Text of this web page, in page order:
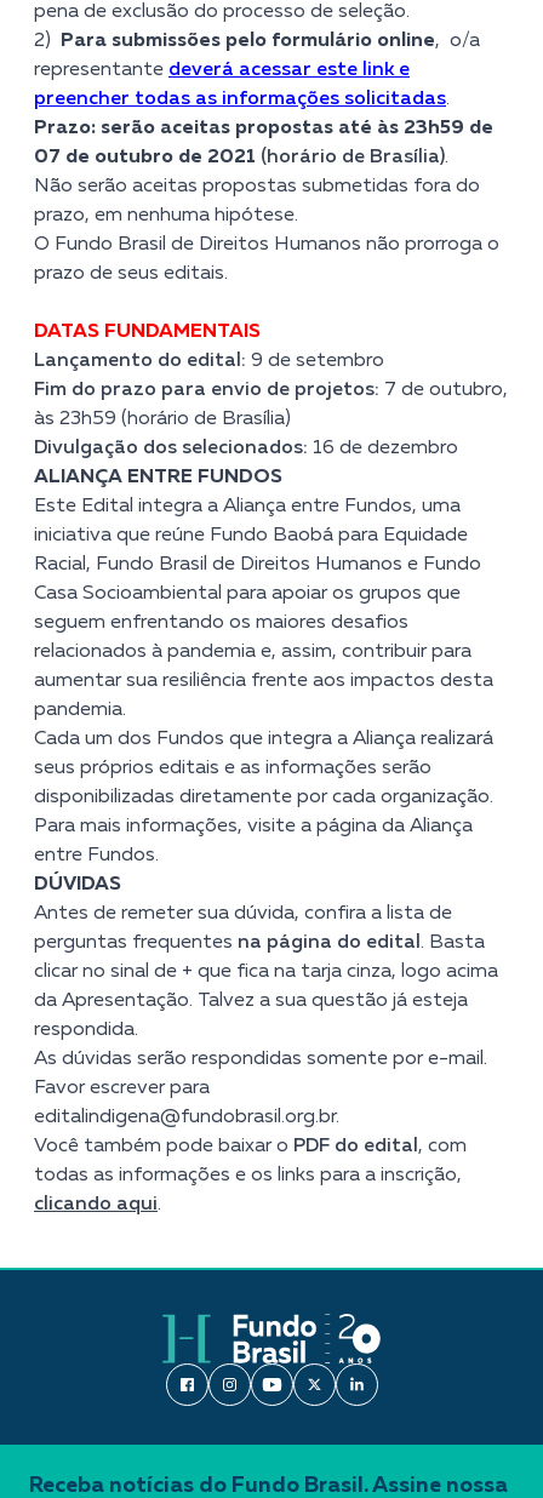
pena de exclusão do processo de seleção.
2)
Para submissões pelo formulário online, o/a
representante deverá acessar este link e
preencher todas as informações solicitadas.
Prazo: serão aceitas propostas até às 23h59 de
07 de outubro de 2021 (horário de Brasília).
Não serão aceitas propostas submetidas fora do
prazo, em nenhuma hipótese.
O Fundo Brasil de Direitos Humanos não prorroga o
prazo de seus editais.
DATAS FUNDAMENTAIS
Lançamento do edital: 9 de setembro
Fim do prazo para envio de projetos: 7 de outubro,
às 23h59 (horário de Brasília)
Divulgação dos selecionados: 16 de dezembro
ALIANÇA ENTRE FUNDOS
Este Edital integra a Aliança entre Fundos, uma
iniciativa que reúne Fundo Baobá para Equidade
Racial, Fundo Brasil de Direitos Humanos e Fundo
Casa Socioambiental para apoiar os grupos que
seguem enfrentando os maiores desafios
relacionados à pandemia e, assim, contribuir para
aumentar sua resiliência frente aos impactos desta
pandemia.
Cada um dos Fundos que integra a Aliança realizará
seus próprios editais e as informações serão
disponibilizadas diretamente por cada organização.
Para mais informações, visite a página da Aliança
entre Fundos.
DÚVIDAS
Antes de remeter sua dúvida, confira a lista de
perguntas frequentes na página do edital . Basta
clicar no sinal de + que fica na tarja cinza, logo acima
da Apresentação. Talvez a sua questão já esteja
respondida.
As dúvidas serão respondidas somente por e-mail.
Favor escrever para
editalindigena@fundobrasil.org.br.
Você também pode baixar o PDF do edital , com
todas as informações e os links para a inscrição,
clicando aqui.
Receba notícias do Fundo Brasil. Assine nossa